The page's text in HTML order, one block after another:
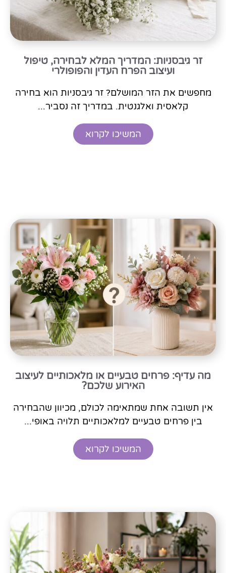
זר גיבסניות: המדריך המלא לבחירה, טיפול
ועיצוב הפרח העדין והפופולרי
מחפשים את הזר המושלם? זר גיבסניות הוא בחירה
קלאסית ואלגנטית. במדריך זה נסביר...
המשיכו לקרוא
מה עדיף: פרחים טבעיים או מלאכותיים לעיצוב
האירוע שלכם?
אין תשובה אחת שמתאימה לכולם, מכיוון שהבחירה
בין פרחים טבעיים למלאכותיים תלויה באופי...
המשיכו לקרוא